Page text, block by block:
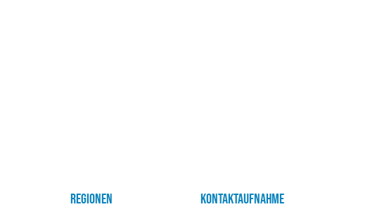
REGIONEN KONTAKTAUFNAHME